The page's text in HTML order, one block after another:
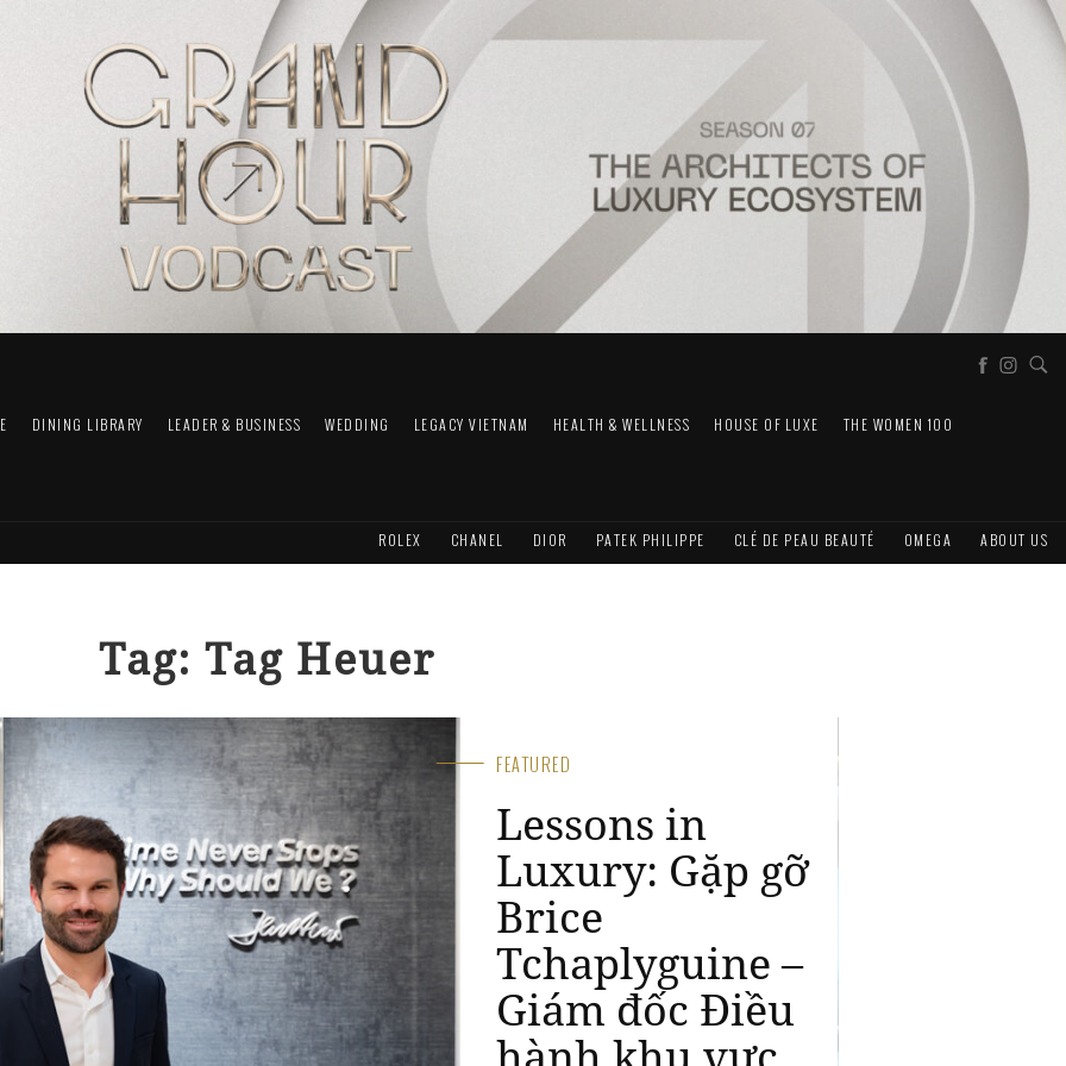
DINING LIBRARY LEADER & BUSINESS WEDDING LEGACY VIETNAM HEALTH & WELLNESS HOUSE OF LUXE THE WOMEN 100
ROLEX CHANEL DIOR PATEK PHILIPPE CLÉ DE PEAU BEAUTÉ OMEGA ABOUT US
Tag: Tag Heuer
FEATURED
TAG Heuer giới
thiệu không
gian thương
hiệu mới tại
Saigon Centre
Jun 29, 2026 / Leader & Business